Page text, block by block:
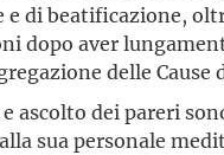
di beatificazione,
dopo aver
delle Cause
ascolto dei pareri
sua personale